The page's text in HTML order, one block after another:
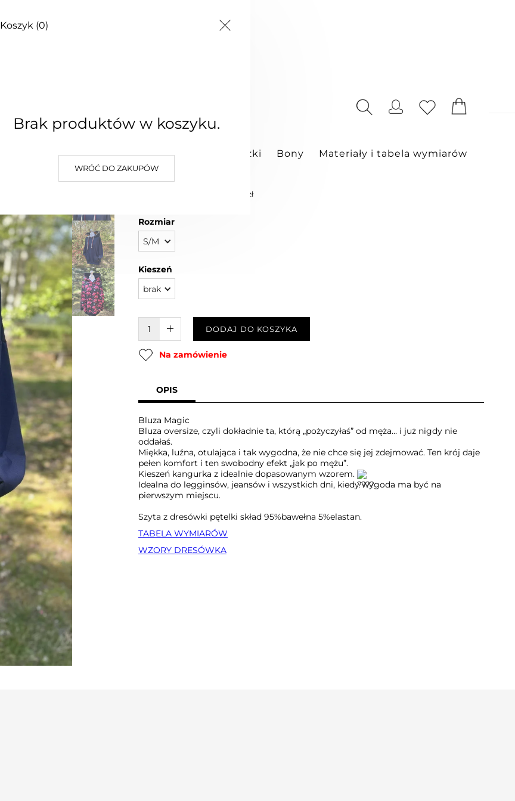
Spodnie i spódnice Dodatki Bluzki Bony Materiały i tabela wymiarów
Koszyk (0)
Brak produktów w koszyku.
WRÓĆ DO ZAKUPÓW
Magic
210,00 zł
Najniższa cena z 30 dni: 210,00 zł
Rozmiar
S/M
Kieszeń
brak
W KOSZYKU :)DODAJ DO KOSZYKA
Na zamówienie
OPIS
Bluza Magic
Bluza oversize, czyli dokładnie ta, którą „pożyczyłaś” od męża… i już nigdy nie
oddałaś.
Miękka, luźna, otulająca i tak wygodna, że nie chce się jej zdejmować. Ten krój daje
pełen komfort i ten swobodny efekt „jak po mężu”.
Kieszeń kangurka z idealnie dopasowanym wzorem.
Idealna do legginsów, jeansów i wszystkich dni, kiedy wygoda ma być na
pierwszym miejscu.
Szyta z dresówki pętelki skład 95%bawełna 5%elastan.
TABELA WYMIARÓW
WZORY DRESÓWKA